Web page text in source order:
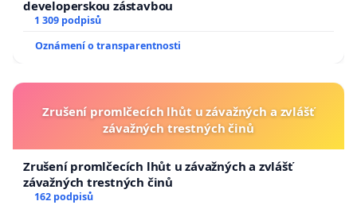
developerskou zástavbou
1 309 podpisů
Oznámení o transparentnosti
Zrušení promlčecích lhůt u závažných a zvlášť
závažných trestných činů
Zrušení promlčecích lhůt u závažných a zvlášť
závažných trestných činů
162 podpisů